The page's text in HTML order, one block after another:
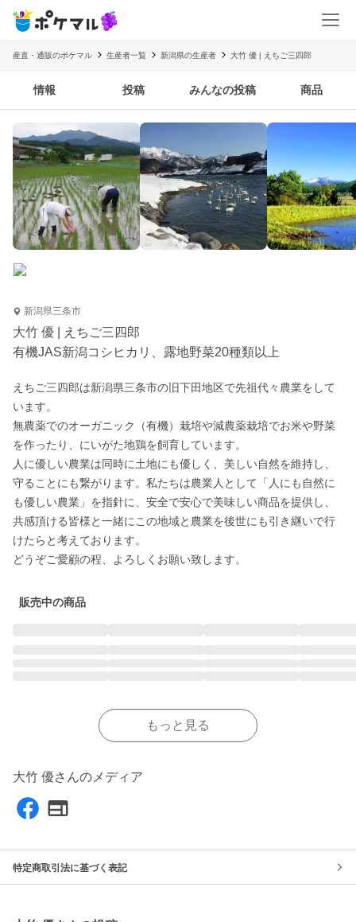
産直・通販のポケマル 生産者一覧 新潟県の生産者 大竹 優 | えちご三四郎
情報 投稿 みんなの投稿 商品
新潟県三条市
大竹 優 | えちご三四郎
有機JAS新潟コシヒカリ、露地野菜20種類以上
えちご三四郎は新潟県三条市の旧下田地区で先祖代々農業をして
います。
無農薬でのオーガニック（有機）栽培や減農薬栽培でお米や野菜
を作ったり、にいがた地鶏を飼育しています。
人に優しい農業は同時に土地にも優しく、美しい自然を維持し、
守ることにも繋がります。私たちは農業人として「人にも自然に
も優しい農業」を指針に、安全で安心で美味しい商品を提供し、
共感頂ける皆様と一緒にこの地域と農業を後世にも引き継いで行
けたらと考えております。
どうぞご愛顧の程、よろしくお願い致します。
販売中の商品
もっと見る
大竹 優さんのメディア
特定商取引法に基づく表記